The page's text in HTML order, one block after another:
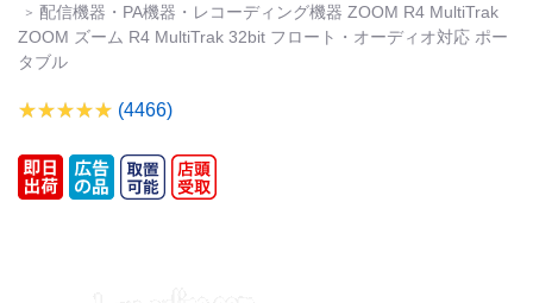
配信機器・PA機器・レコーディング機器 ZOOM R4 MultiTrak
ZOOM ズーム R4 MultiTrak 32bit フロート・オーディオ対応 ポー
タブル
(4466)